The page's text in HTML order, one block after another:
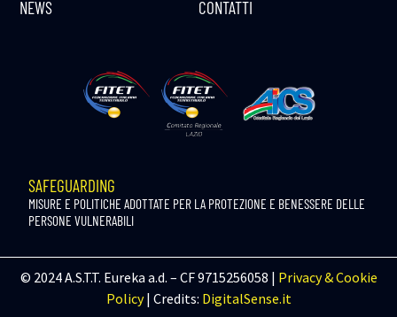
NEWS CONTATTI
SAFEGUARDING
MISURE E POLITICHE ADOTTATE PER LA PROTEZIONE E BENESSERE DELLE
PERSONE VULNERABILI
© 2024 A.S.T.T. Eureka a.d. – CF 9715256058 | Privacy & Cookie
Policy| Credits: DigitalSense.it